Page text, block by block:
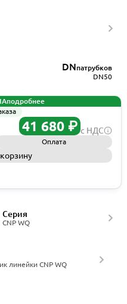
DNпатрубков
DN50
подробнее
41 680 ₽ с НДС
Оплата
CNP WQ
Серия
линейки CNP WQ